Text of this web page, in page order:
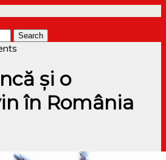
și o
în România